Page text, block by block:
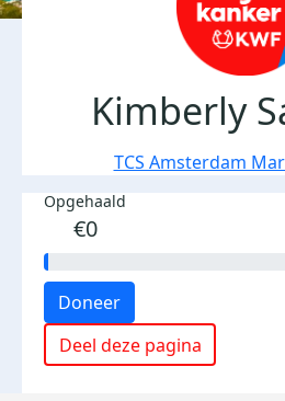
Kimberly
TCS Amsterdam
Opgehaald
€0
Doneer
Deel deze pagina